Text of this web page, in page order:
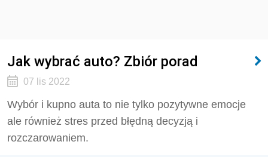
Jak wybrać auto? Zbiór porad
07 lis 2022
Wybór i kupno auta to nie tylko pozytywne emocje
ale również stres przed błędną decyzją i
rozczarowaniem.